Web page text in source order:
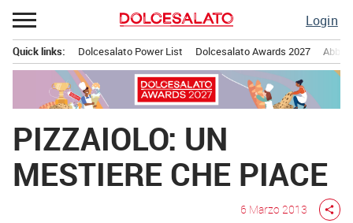
Passa
al
contenuto
Login
principale
Quick links: Dolcesalato Power List Dolcesalato Awards 2027
PIZZAIOLO: UN
MESTIERE CHE PIACE
6 Marzo 2013 share